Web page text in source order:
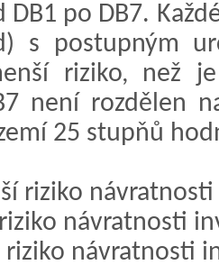
DB1 po DB7.
s postupným
riziko, než
není rozdělen
25 stupňů
riziko
návratnosti
riziko návratnosti